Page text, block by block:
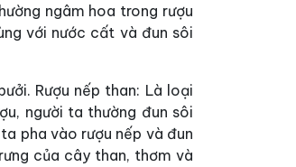
ngâm hoa trong rượu
với nước cất và đun sôi
Rượu nếp than: Là loại
người ta thường đun sôi
pha vào rượu nếp và đun
của cây than, thơm và